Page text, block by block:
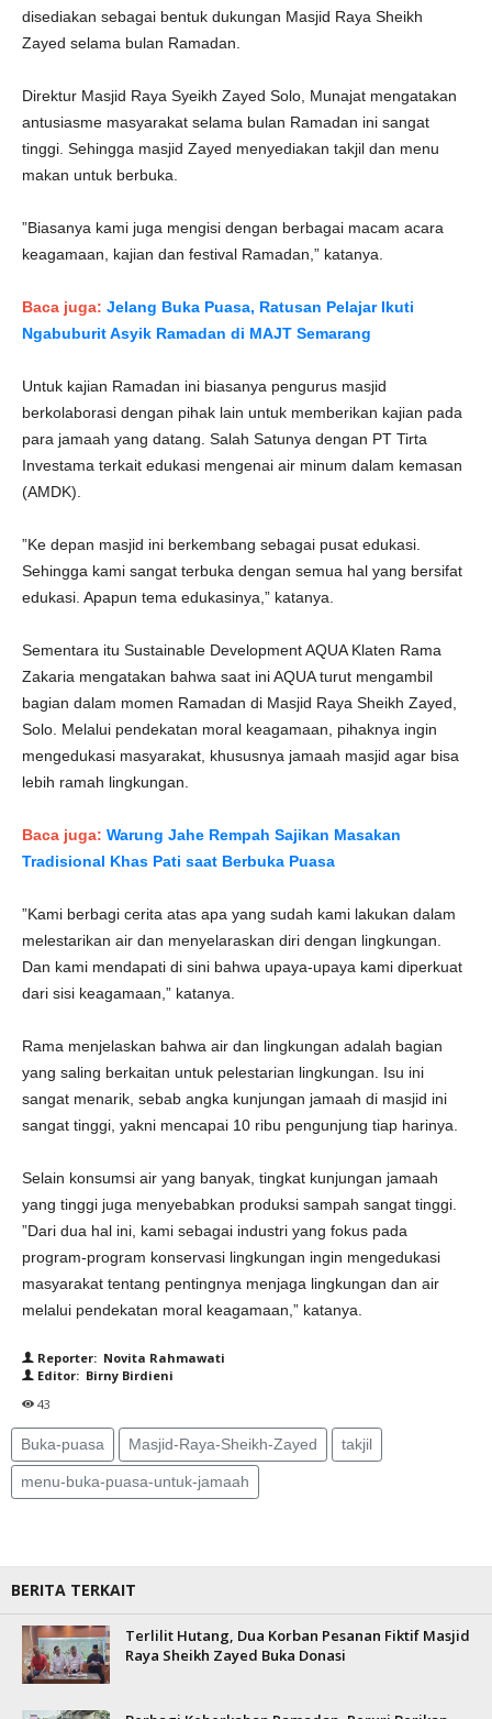
disediakan sebagai bentuk dukungan Masjid Raya Sheikh
Zayed selama bulan Ramadan.
Direktur Masjid Raya Syeikh Zayed Solo, Munajat mengatakan
antusiasme masyarakat selama bulan Ramadan ini sangat
tinggi. Sehingga masjid Zayed menyediakan takjil dan menu
makan untuk berbuka.
”Biasanya kami juga mengisi dengan berbagai macam acara
keagamaan, kajian dan festival Ramadan,” katanya.
Baca juga: Jelang Buka Puasa, Ratusan Pelajar Ikuti
Ngabuburit Asyik Ramadan di MAJT Semarang
Untuk kajian Ramadan ini biasanya pengurus masjid
berkolaborasi dengan pihak lain untuk memberikan kajian pada
para jamaah yang datang. Salah Satunya dengan PT Tirta
Investama terkait edukasi mengenai air minum dalam kemasan
(AMDK).
”Ke depan masjid ini berkembang sebagai pusat edukasi.
Sehingga kami sangat terbuka dengan semua hal yang bersifat
edukasi. Apapun tema edukasinya,” katanya.
Sementara itu Sustainable Development AQUA Klaten Rama
Zakaria mengatakan bahwa saat ini AQUA turut mengambil
bagian dalam momen Ramadan di Masjid Raya Sheikh Zayed,
Solo. Melalui pendekatan moral keagamaan, pihaknya ingin
mengedukasi masyarakat, khususnya jamaah masjid agar bisa
lebih ramah lingkungan.
Baca juga: Warung Jahe Rempah Sajikan Masakan
Tradisional Khas Pati saat Berbuka Puasa
”Kami berbagi cerita atas apa yang sudah kami lakukan dalam
melestarikan air dan menyelaraskan diri dengan lingkungan.
Dan kami mendapati di sini bahwa upaya-upaya kami diperkuat
dari sisi keagamaan,” katanya.
Rama menjelaskan bahwa air dan lingkungan adalah bagian
yang saling berkaitan untuk pelestarian lingkungan. Isu ini
sangat menarik, sebab angka kunjungan jamaah di masjid ini
sangat tinggi, yakni mencapai 10 ribu pengunjung tiap harinya.
Selain konsumsi air yang banyak, tingkat kunjungan jamaah
yang tinggi juga menyebabkan produksi sampah sangat tinggi.
”Dari dua hal ini, kami sebagai industri yang fokus pada
program-program konservasi lingkungan ingin mengedukasi
masyarakat tentang pentingnya menjaga lingkungan dan air
melalui pendekatan moral keagamaan,” katanya.
Reporter: Novita Rahmawati
Editor: Birny Birdieni
43
Buka-puasa Masjid-Raya-Sheikh-Zayed takjil
menu-buka-puasa-untuk-jamaah
BERITA TERKAIT
Terlilit Hutang, Dua Korban Pesanan Fiktif Masjid
Raya Sheikh Zayed Buka Donasi